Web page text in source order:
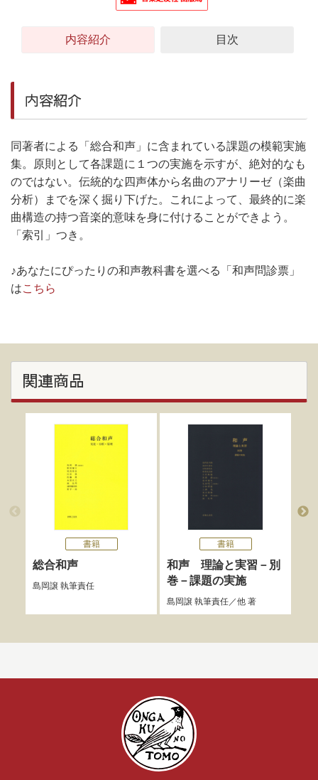
内容紹介 目次
内容紹介
同著者による「総合和声」に含まれている課題の模範実施
集。原則として各課題に１つの実施を示すが、絶対的なも
のではない。伝統的な四声体から名曲のアナリーゼ（楽曲
分析）までを深く掘り下げた。これによって、最終的に楽
曲構造の持つ音楽的意味を身に付けることができよう。
「索引」つき。
♪あなたにぴったりの和声教科書を選べる「和声問診票」
はこちら
関連商品
書籍
総合和声
島岡譲執筆責任
書籍
和声 理論と実習－別
巻－課題の実施
島岡譲執筆責任／他 著